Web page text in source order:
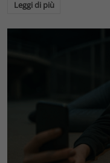
Leggi di più